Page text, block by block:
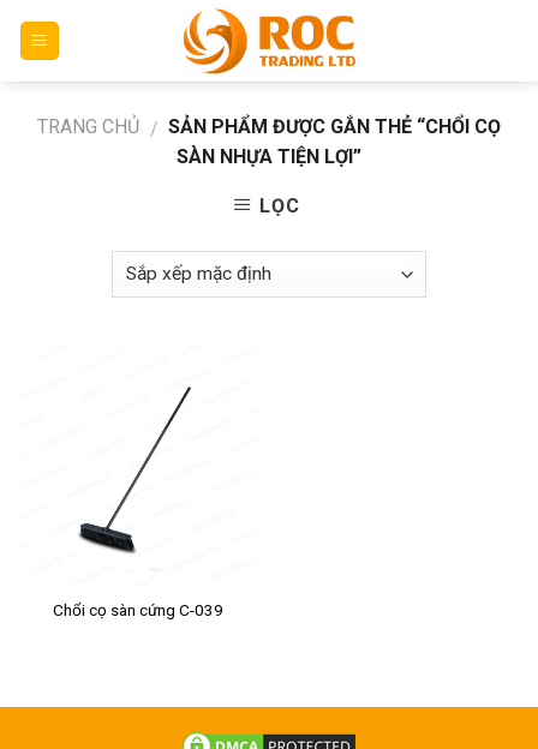
TRANG CHỦ / SẢN PHẨM ĐƯỢC GẮN THẺ “CHỔI CỌ
SÀN NHỰA TIỆN LỢI”
LỌC
Chổi cọ sàn cứng C-039